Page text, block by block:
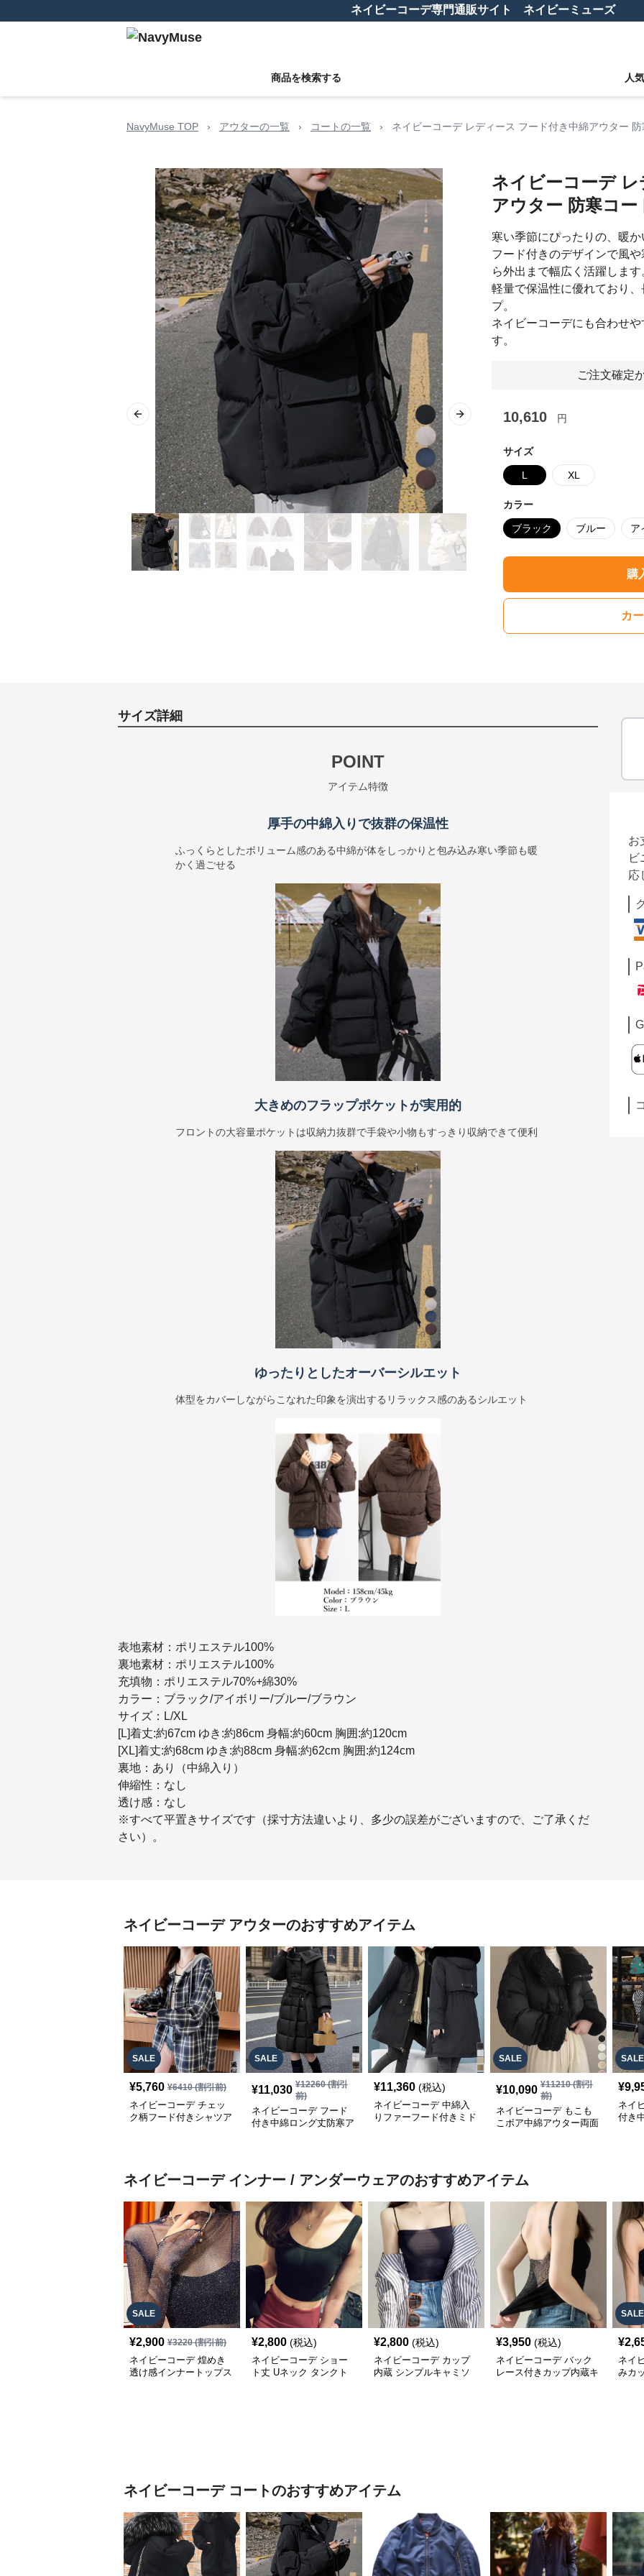
ネイビーコーデ専門通販サイト ネイビーミューズ
商品を検索する 人
NavyMuse TOP › アウターの一覧 › コートの一覧 › ネイビーコーデ レディース フード付き中綿アウター 防
Previous slide Next slide
ネイビーコーデ
アウター 防寒コー
寒い季節にぴったりの、暖
フード付きのデザインで風
ら外出まで幅広く活躍します
軽量で保温性に優れており
プ。
ネイビーコーデにも合わせ
す。
ご注文確定
10,610 円
サイズ
L XL
カラー
ブラック ブルー ア
購
カ
サイズ詳細
POINT
アイテム特徴
厚手の中綿入りで抜群の保温性
ふっくらとしたボリューム感のある中綿が体をしっかりと包み込み寒い季節も暖
かく過ごせる
大きめのフラップポケットが実用的
フロントの大容量ポケットは収納力抜群で手袋や小物もすっきり収納できて便利
ゆったりとしたオーバーシルエット
体型をカバーしながらこなれた印象を演出するリラックス感のあるシルエット
表地素材：ポリエステル100%
裏地素材：ポリエステル100%
充填物：ポリエステル70%+綿30%
カラー：ブラック/アイボリー/ブルー/ブラウン
サイズ：L/XL
[L]着丈:約67cm ゆき:約86cm 身幅:約60cm 胸囲:約120cm
[XL]着丈:約68cm ゆき:約88cm 身幅:約62cm 胸囲:約124cm
裏地：あり（中綿入り）
伸縮性：なし
透け感：なし
※すべて平置きサイズです（採寸方法違いより、多少の誤差がございますので、ご了承くだ
さい）。
お
ビ
応
ネイビーコーデ アウターのおすすめアイテム
SALE
¥5,760 ¥6410(割引前)
ネイビーコーデ チェッ
ク柄フード付きシャツア
SALE
¥11,030 ¥12260(割引
前)
ネイビーコーデ フード
付き中綿ロング丈防寒ア
¥11,360 (税込)
ネイビーコーデ 中綿入
りファーフード付きミド
SALE
¥10,090 ¥11210(割引
前)
ネイビーコーデ もこも
こボア中綿アウター両面
SALE
¥
ネイ
付き
ネイビーコーデ インナー / アンダーウェアのおすすめアイテム
SALE
¥2,900 ¥3220(割引前)
ネイビーコーデ 煌めき
透け感インナートップス
¥2,800 (税込)
ネイビーコーデ ショー
ト丈 Uネック タンクト
¥2,800 (税込)
ネイビーコーデ カップ
内蔵 シンプルキャミソ
¥3,950 (税込)
ネイビーコーデ バック
レース付きカップ内蔵キ
SALE
¥
ネイ
みカ
ネイビーコーデ コートのおすすめアイテム